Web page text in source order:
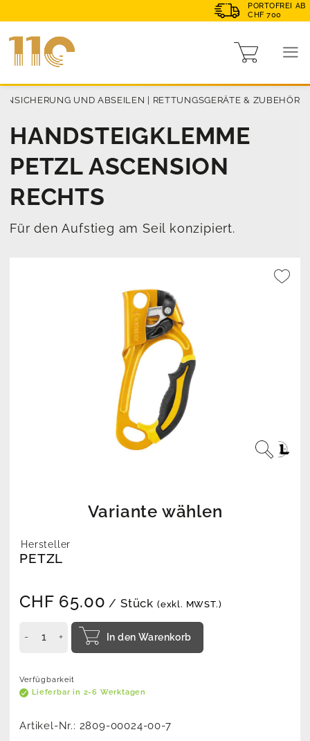
PORTOFREI AB
CHF 700
UND ABSEILEN | RETTUNGSGERÄTE & ZUBEHÖR
HANDSTEIGKLEMME
PETZL ASCENSION
RECHTS
Für den Aufstieg am Seil konzipiert.
Variante wählen
Hersteller
PETZL
CHF 65.00 / Stück (exkl. MWST.)
In den Warenkorb
Verfügbarkeit
Lieferbar in 2-6 Werktagen
Artikel-Nr.: 2809-00024-00-7